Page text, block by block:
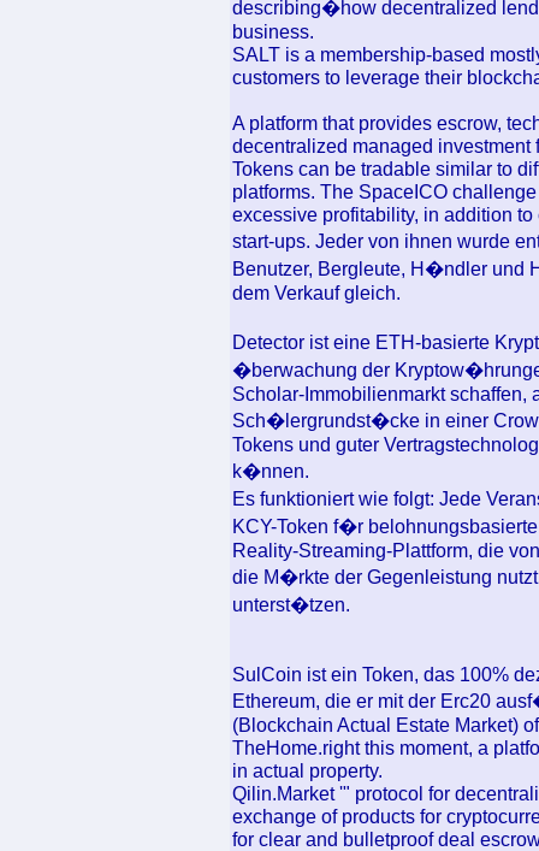
describing�how decentralized
business.
SALT is a membership-based
customers to leverage their
A platform that provides escrow,
decentralized managed
Tokens can be tradable similar to
platforms. The SpaceICO
excessive profitability, in addition
start-ups. Jeder von ihnen wurde
Benutzer, Bergleute, H�ndler und
dem Verkauf gleich.
Detector ist eine ETH-basierte
�berwachung der
Scholar-Immobilienmarkt schaffen,
Sch�lergrundst�cke in einer
Tokens und guter
k�nnen.
Es funktioniert wie folgt: Jede
KCY-Token f�r
Reality-Streaming-Plattform, die
die M�rkte der Gegenleistung
unterst�tzen.
SulCoin ist ein Token, das 100%
Ethereum, die er mit der Erc20
(Blockchain Actual Estate Market)
TheHome.right this moment, a
in actual property.
Qilin.Market '" protocol for
exchange of products for
for clear and bulletproof deal